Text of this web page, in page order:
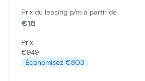
Prix du leasing p/m à partir de
€15
Prix
€949
Économisez €803